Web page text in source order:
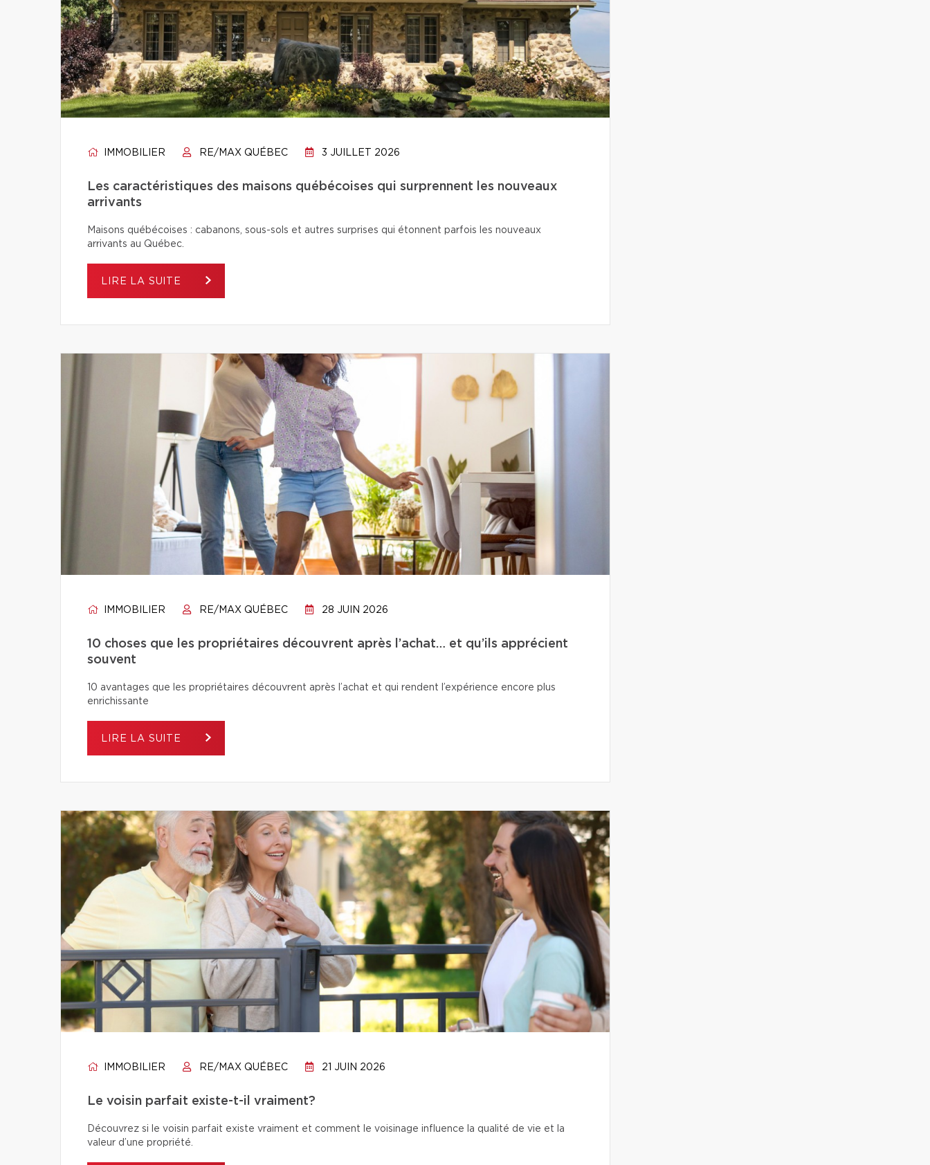
IMMOBILIER RE/MAX QUÉBEC 3 JUILLET 2026
Les caractéristiques des maisons québécoises qui surprennent les nouveaux
arrivants
Maisons québécoises : cabanons, sous-sols et autres surprises qui étonnent parfois les nouveaux
arrivants au Québec.
LIRE LA SUITE
IMMOBILIER RE/MAX QUÉBEC 28 JUIN 2026
10 choses que les propriétaires découvrent après l’achat… et qu’ils apprécient
souvent
10 avantages que les propriétaires découvrent après l’achat et qui rendent l’expérience encore plus
enrichissante
LIRE LA SUITE
IMMOBILIER RE/MAX QUÉBEC 21 JUIN 2026
Le voisin parfait existe-t-il vraiment?
Découvrez si le voisin parfait existe vraiment et comment le voisinage influence la qualité de vie et la
valeur d’une propriété.